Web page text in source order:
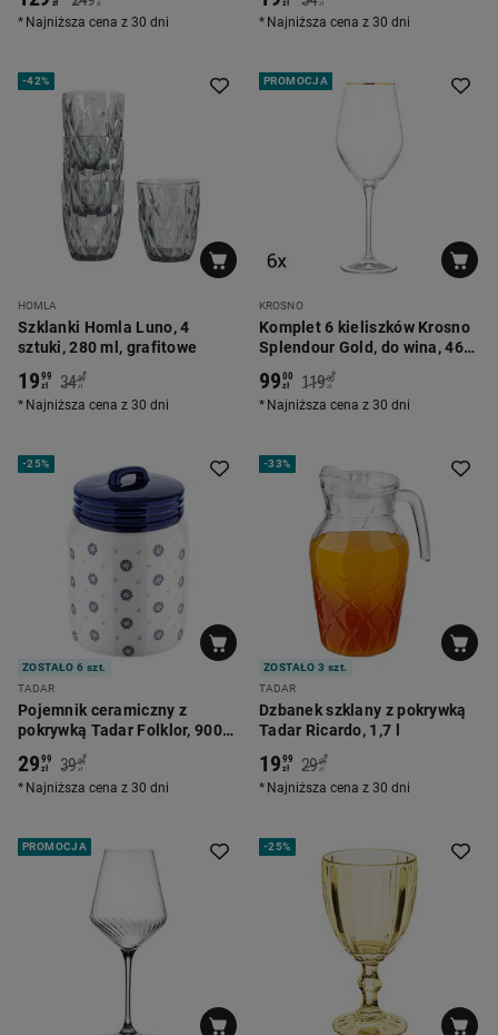
zł zł
Najniższa cena z 30 dni
zł zł
Najniższa cena z 30 dni
-42%
HOMLA
Szklanki Homla Luno, 4
sztuki, 280 ml, grafitowe
1999
zł 34 99
zł
*
Najniższa cena z 30 dni
PROMOCJA
KROSNO
Komplet 6 kieliszków Krosno
Splendour Gold, do wina, 460
9900
zł 119 00
zł
*
Najniższa cena z 30 dni
-25%
ZOSTAŁO 6 szt.
TADAR
Pojemnik ceramiczny z
pokrywką Tadar Folklor, 900
2999
zł 39 99
zł
*
Najniższa cena z 30 dni
-33%
ZOSTAŁO 3 szt.
TADAR
Dzbanek szklany z pokrywką
Tadar Ricardo, 1,7 l
1999
zł 29 99
zł
*
Najniższa cena z 30 dni
PROMOCJA -25%